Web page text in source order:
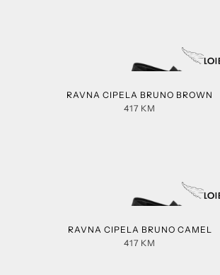
RAVNA CIPELA BRUNO BROWN
417 KM
RAVNA CIPELA BRUNO CAMEL
417 KM